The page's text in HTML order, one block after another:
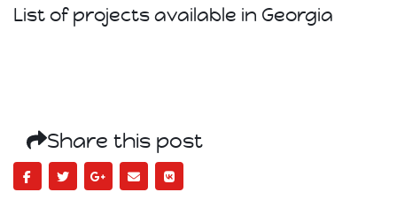
List of projects available in Georgia
Share this post